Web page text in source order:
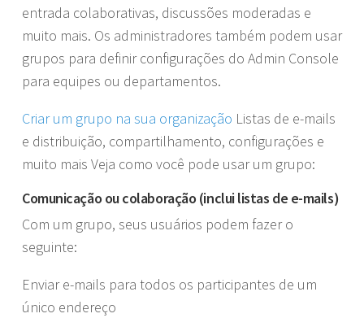
entrada colaborativas, discussões moderadas e
muito mais. Os administradores também podem usar
grupos para definir configurações do Admin Console
para equipes ou departamentos.
Criar um grupo na sua organização Listas de e-mails
e distribuição, compartilhamento, configurações e
muito mais Veja como você pode usar um grupo:
Comunicação ou colaboração (inclui listas de e-mails)
Com um grupo, seus usuários podem fazer o
seguinte:
Enviar e-mails para todos os participantes de um
único endereço